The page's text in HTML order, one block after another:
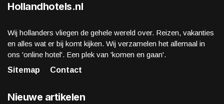
Hollandhotels.nl
Wij hollanders vliegen de gehele wereld over. Reizen, vakanties
en alles wat er bij komt kijken. Wij verzamelen het allemaal in
ons 'online hotel'. Een plek van 'komen en gaan'.
Sitemap
Contact
Nieuwe artikelen